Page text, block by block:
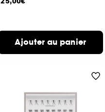
Ajouter au panier